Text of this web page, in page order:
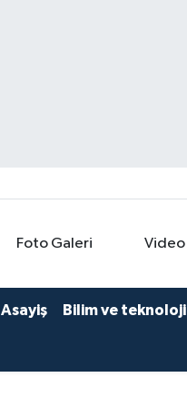
Foto Galeri Video
Asayiş Bilim ve teknoloji